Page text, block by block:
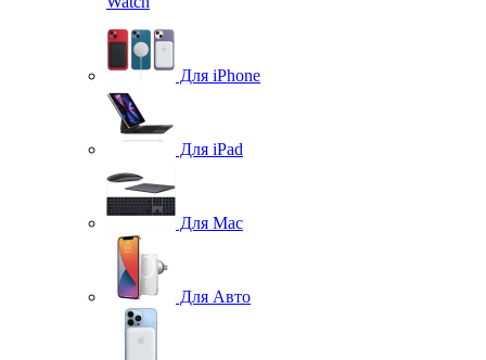
Для iPhone
Для iPad
Для Mac
Для Авто